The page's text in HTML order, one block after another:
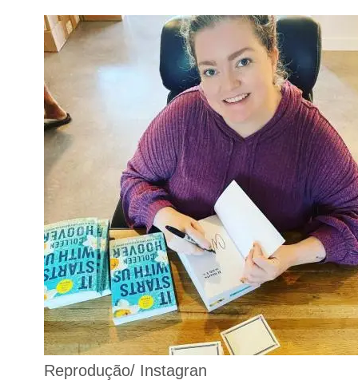
Reprodução/ Instagran